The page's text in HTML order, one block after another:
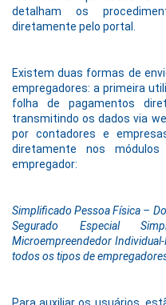
detalham os
diretamente pelo portal.
Existem duas formas de
empregadores: a primeira
folha de pagamentos
transmitindo os dados via
por contadores e
diretamente nos
empregador:
Simplificado Pessoa Física –
Segurado Especial
Microempreendedor
todos os tipos de
Para auxiliar os usuários,